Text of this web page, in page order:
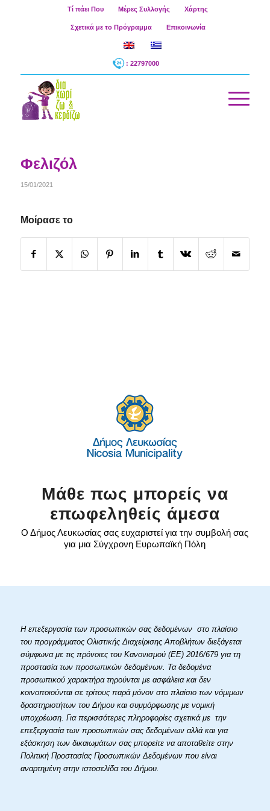
Τί πάει Που Μέρες Συλλογής Χάρτης
Σχετικά με το Πρόγραμμα Επικοινωνία
: 22797000
Φελιζόλ
15/01/2021
Μοίρασε το
Μάθε πως μπορείς να
επωφεληθείς άμεσα
Ο Δήμος Λευκωσίας σας ευχαριστεί για την συμβολή σας
για μια Σύγχρονη Ευρωπαϊκή Πόλη
Η επεξεργασία των προσωπικών σας δεδομένων στο πλαίσιο
του προγράμματος Ολιστικής Διαχείρισης Αποβλήτων διεξάγεται
σύμφωνα με τις πρόνοιες του Κανονισμού (ΕΕ) 2016/679 για τη
προστασία των προσωπικών δεδομένων. Τα δεδομένα
προσωπικού χαρακτήρα τηρούνται με ασφάλεια και δεν
κοινοποιούνται σε τρίτους παρά μόνον στο πλαίσιο των νόμιμων
δραστηριοτήτων του Δήμου και συμμόρφωσης με νομική
υποχρέωση. Για περισσότερες πληροφορίες σχετικά με την
επεξεργασία των προσωπικών σας δεδομένων αλλά και για
εξάσκηση των δικαιωμάτων σας μπορείτε να αποταθείτε στην
Πολιτική Προστασίας Προσωπικών Δεδομένων που είναι
αναρτημένη στην ιστοσελίδα του Δήμου.